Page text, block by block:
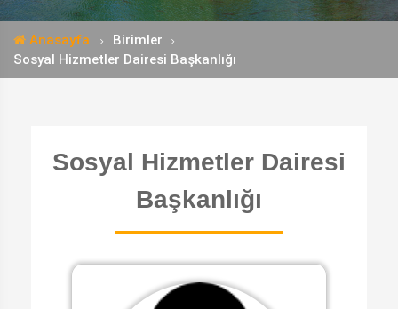
Anasayfa
Birimler
Sosyal Hizmetler Dairesi Başkanlığı
Sosyal Hizmetler Dairesi
Başkanlığı